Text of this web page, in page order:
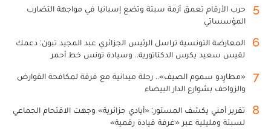
5
حرب الأرقام تعمق أزمة سبتة وتضع إسبانيا في مواجهة التضارب
المؤسساتي
6
المعارضة التونسية تراسل الرئيس الجزائري عبد المجيد تبون: دعمك
لقيس سعيد يكرس الدكتاتورية.. وسيادة تونس خط أحمر
7
«مطارِدو سموم الصيف».. رحلة ميدانية مع فرقة لمكافحة القوارض
والزواحف بشوارع الدار البيضاء
8
تقرير أمني يكشف المستور: «أيادي جزائرية» وجهت الاقتحام الجماعي
لسبتة ومليلية عبر «غرفة قيادة رقمية»